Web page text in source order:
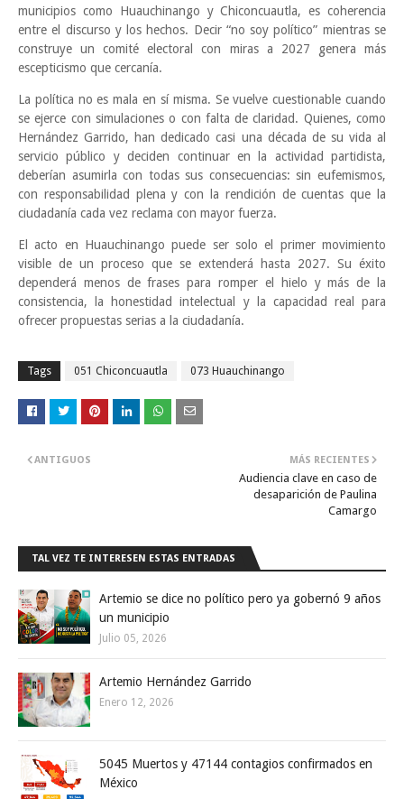
municipios como Huauchinango y Chiconcuautla, es coherencia
entre el discurso y los hechos. Decir “no soy político” mientras se
construye un comité electoral con miras a 2027 genera más
escepticismo que cercanía.
La política no es mala en sí misma. Se vuelve cuestionable cuando
se ejerce con simulaciones o con falta de claridad. Quienes, como
Hernández Garrido, han dedicado casi una década de su vida al
servicio público y deciden continuar en la actividad partidista,
deberían asumirla con todas sus consecuencias: sin eufemismos,
con responsabilidad plena y con la rendición de cuentas que la
ciudadanía cada vez reclama con mayor fuerza.
El acto en Huauchinango puede ser solo el primer movimiento
visible de un proceso que se extenderá hasta 2027. Su éxito
dependerá menos de frases para romper el hielo y más de la
consistencia, la honestidad intelectual y la capacidad real para
ofrecer propuestas serias a la ciudadanía.
Tags 051 Chiconcuautla 073 Huauchinango
MÁS RECIENTES
Audiencia clave en caso de
desaparición de Paulina
Camargo
ANTIGUOS
TAL VEZ TE INTERESEN ESTAS ENTRADAS
Artemio se dice no político pero ya gobernó 9 años
un municipio
Julio 05, 2026
Artemio Hernández Garrido
Enero 12, 2026
5045 Muertos y 47144 contagios confirmados en
México